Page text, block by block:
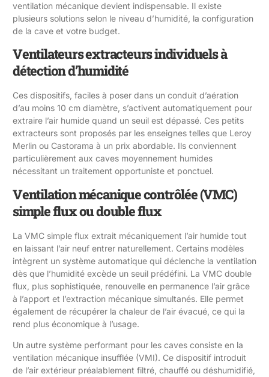
ventilation mécanique devient indispensable. Il existe
plusieurs solutions selon le niveau d’humidité, la configuration
de la cave et votre budget.
Ventilateurs extracteurs individuels à
détection d’humidité
Ces dispositifs, faciles à poser dans un conduit d’aération
d’au moins 10 cm diamètre, s’activent automatiquement pour
extraire l’air humide quand un seuil est dépassé. Ces petits
extracteurs sont proposés par les enseignes telles que Leroy
Merlin ou Castorama à un prix abordable. Ils conviennent
particulièrement aux caves moyennement humides
nécessitant un traitement opportuniste et ponctuel.
Ventilation mécanique contrôlée (VMC)
simple flux ou double flux
La VMC simple flux extrait mécaniquement l’air humide tout
en laissant l’air neuf entrer naturellement. Certains modèles
intègrent un système automatique qui déclenche la ventilation
dès que l’humidité excède un seuil prédéfini. La VMC double
flux, plus sophistiquée, renouvelle en permanence l’air grâce
à l’apport et l’extraction mécanique simultanés. Elle permet
également de récupérer la chaleur de l’air évacué, ce qui la
rend plus économique à l’usage.
Un autre système performant pour les caves consiste en la
ventilation mécanique insufflée (VMI). Ce dispositif introduit
de l’air extérieur préalablement filtré, chauffé ou déshumidifié,